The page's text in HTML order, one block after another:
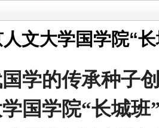
文大学国学院“
学的传承种子
国学院“长城班